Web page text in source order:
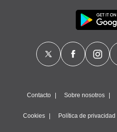
Contacto Sobre nosotros
Cookies Política de privacidad